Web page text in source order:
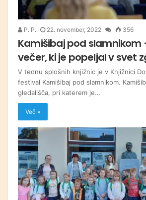
P. P. 22. november, 2022 356
Kamišibaj pod slamnikom
večer, ki je popeljal v svet
V tednu splošnih knjižnic je v Knjižnici
festival Kamišibaj pod slamnikom.
gledališča, pri katerem je…
Več »